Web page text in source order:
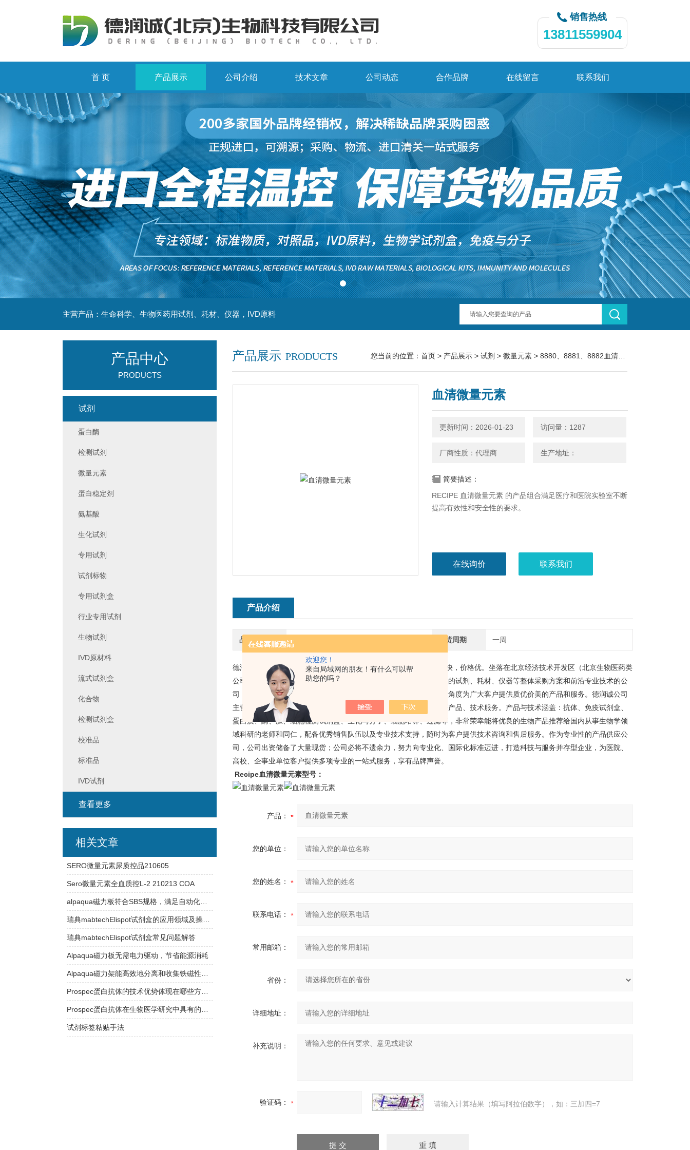
欢迎您！
来自局域网的朋友！有什么可以帮
助您的吗？
销售热线
13811559904
首 页 产品展示 公司介绍 技术文章 公司动态 合作品牌 在线留言 联系我们
主营产品：生命科学、生物医药用试剂、耗材、仪器，IVD原料
产品展示 PRODUCTS 您当前的位置： 首页 > 产品展示 > 试剂 > 微量元素 > 8880、8881、8882血清微量元素
血清微量元素
更新时间：2026-01-23 访问量：1287
厂商性质：代理商 生产地址：
简要描述：
RECIPE 血清微量元素 的产品组合满足医疗和医院实验室不断
提高有效性和安全性的要求。
在线询价 联系我们
产品介绍
品牌 Recipe 供货周期 一周
德润诚（北京）生物科技有限公司代理Recipe血清微量元素
，到货快，价格优。坐落在北京经济技术开发区（北京生物医药类
公司聚集地之一），是一家为生命科学、生物医药创新研究提供优良的试剂、耗材、仪器等整体采购方案和前沿专业技术的公
司，为生物医药行业发展做贡献。从供应链采购角度以及实验室实验角度为广大客户提供质优价美的产品和服务。德润诚公司
主营生命科学、生物医药、生物制药领域，实验试剂、耗材、仪器等产品、技术服务。产品与技术涵盖：抗体、免疫试剂盒、
蛋白质、酶、肽、细胞检测试剂盒、生化与分子、细胞培养、过滤等，非常荣幸能将优良的生物产品推荐给国内从事生物学领
域科研的老师和同仁，配备优秀销售队伍以及专业技术支持，随时为客户提供技术咨询和售后服务。作为专业性的产品供应公
司，公司出资储备了大量现货；公司必将不遗余力，努力向专业化、国际化标准迈进，打造科技与服务并存型企业，为医院、
高校、企事业单位客户提供多项专业的一站式服务，享有品牌声誉。
Recipe血清微量元素型号：
产品：
您的单位：
您的姓名：
联系电话：
常用邮箱：
省份：
详细地址：
补充说明：
验证码： 请输入计算结果（填写阿拉伯数字），如：三加四=7
产品中心
PRODUCTS
试剂
蛋白酶
检测试剂
微量元素
蛋白稳定剂
氨基酸
生化试剂
专用试剂
试剂标物
专用试剂盒
行业专用试剂
生物试剂
IVD原材料
流式试剂盒
化合物
检测试剂盒
校准品
标准品
IVD试剂
查看更多
相关文章
SERO微量元素尿质控品210605
Sero微量元素全血质控L-2 210213 COA
alpaqua磁力板符合SBS规格，满足自动化平台需求
瑞典mabtechElispot试剂盒的应用领域及操作过程介绍
瑞典mabtechElispot试剂盒常见问题解答
Alpaqua磁力板无需电力驱动，节省能源消耗
Prospec蛋白抗体的技术优势体现在哪些方面？
试剂标签粘贴手法